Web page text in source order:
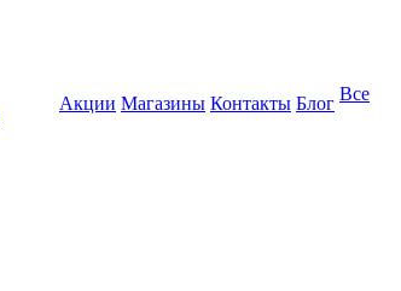
Акции Магазины Контакты Блог Все